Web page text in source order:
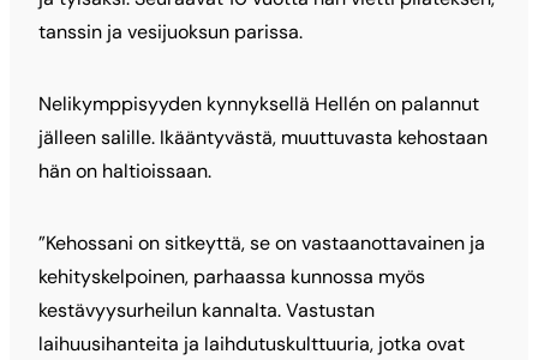
tanssin ja vesijuoksun parissa.
Nelikymppisyyden kynnyksellä Hellén on palannut
jälleen salille. Ikääntyvästä, muuttuvasta kehostaan
hän on haltioissaan.
”Kehossani on sitkeyttä, se on vastaanottavainen ja
kehityskelpoinen, parhaassa kunnossa myös
kestävyysurheilun kannalta. Vastustan
laihuusihanteita ja laihdutuskulttuuria, jotka ovat